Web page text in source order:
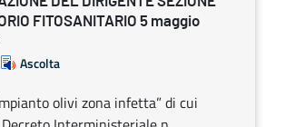
FITOSANITARIO 5 maggio
Ascolta
olivi zona infetta” di cui